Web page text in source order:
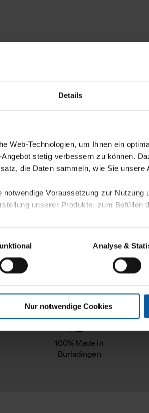
Details
Web-Technologien, um Ihnen ein
stetig verbessern zu können.
die Daten sammeln, wie Sie unsere
Voraussetzung zur Nutzung
unserer Produkte, zum Befüllen
Anzeigen und Inhalte aufgrund Ihres
Zwecke zur Analyse und Optimierung
wir in anonymisierter Form
Cookies und Web-Technologien für
können Sie die Arten der
Analyse &
Nur notwendige Cookies
100% Made in
Burladingen